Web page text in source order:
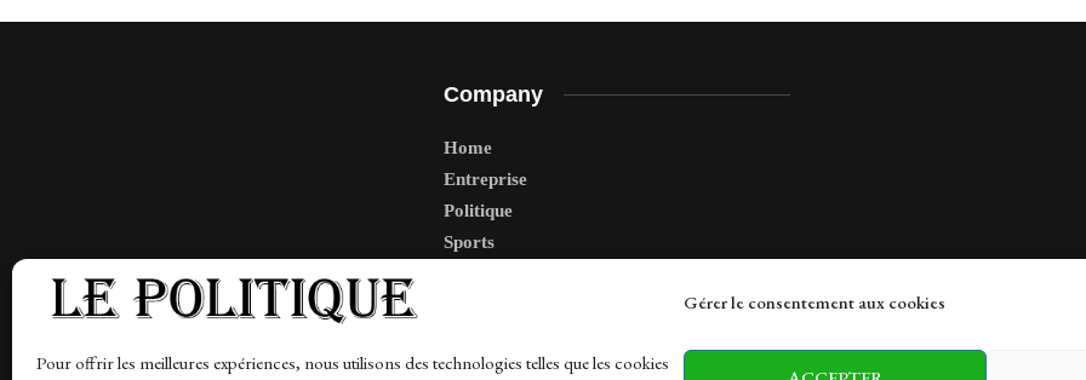
Gérer le consentement aux cookies
Pour offrir les meilleures expériences, nous utilisons des technologies telles que les cookies
Company
Home
Entreprise
Politique
Sports